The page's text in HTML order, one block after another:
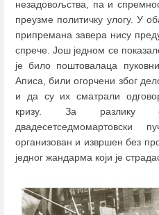
незадовољства, па и
преузме политичку улогу. У
припремана завера нису
спрече. Још једном се
је било поштовалаца
Аписа, били огорчени због
и да су их сматрали
кризу. За разлику
организован и извршен без
једног жандарма који је